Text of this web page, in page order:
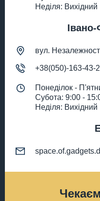
Неділя: Вихідний
вул.
+38(050)-163-43-
Понеділок -
Субота: 9:00 -
Неділя: Вихідний